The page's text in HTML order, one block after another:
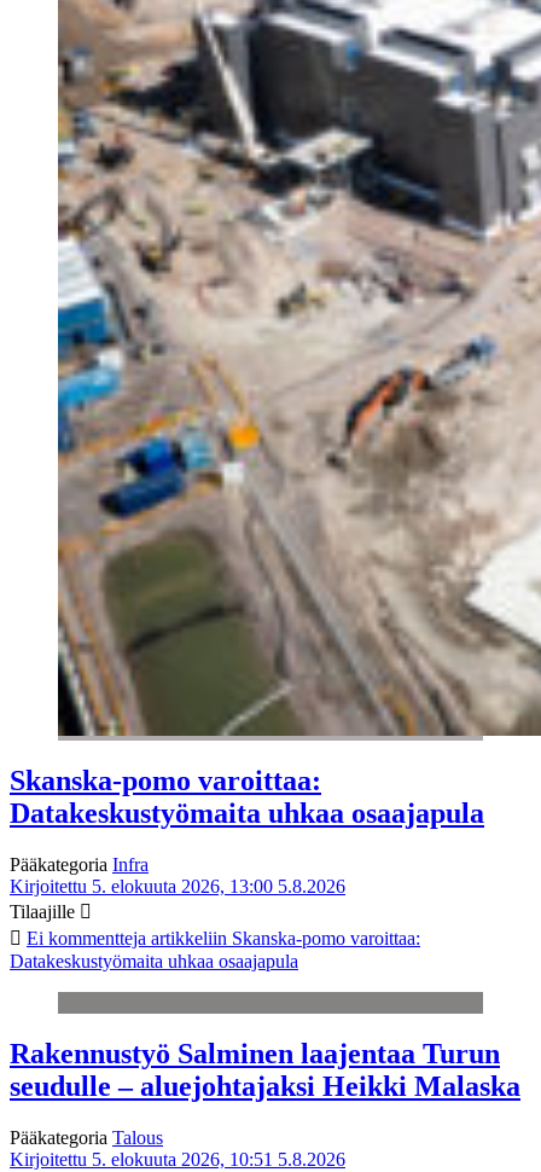
Skanska-pomo varoittaa:
Datakeskustyömaita uhkaa osaajapula
Pääkategoria Infra
Kirjoitettu 5. elokuuta 2026, 13:00 5.8.2026
Tilaajille
Ei kommentteja artikkeliin Skanska-pomo varoittaa:
Datakeskustyömaita uhkaa osaajapula
Rakennustyö Salminen laajentaa Turun
seudulle – aluejohtajaksi Heikki Malaska
Pääkategoria Talous
Kirjoitettu 5. elokuuta 2026, 10:51 5.8.2026